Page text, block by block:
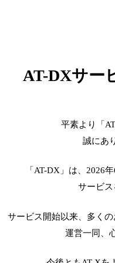
AT-DXサー
平素より「
誠にあ
「AT-DX」は、2026
サービ
サービス開始以来、多く
運営一同、